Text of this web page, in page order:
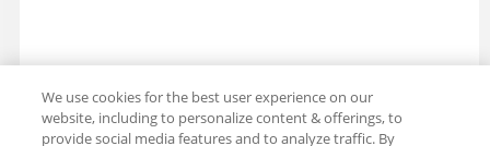
We use cookies for the best user experience on our
website, including to personalize content & offerings, to
provide social media features and to analyze traffic. By